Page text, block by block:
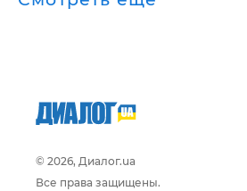
© 2026, Диалог.ua
Все права защищены.